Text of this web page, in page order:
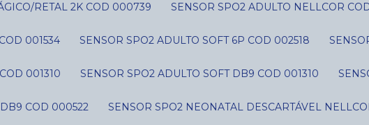
RETAL 2K COD 000739 SENSOR SPO2 ADULTO NELLCOR
001534 SENSOR SPO2 ADULTO SOFT 6P COD 002518
001310 SENSOR SPO2 ADULTO SOFT DB9 COD 001310
DB9 COD 000522 SENSOR SPO2 NEONATAL DESCARTÁVEL